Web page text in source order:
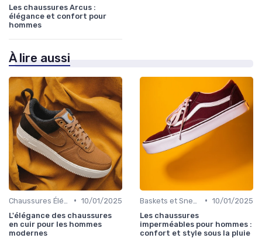
Les chaussures Arcus :
élégance et confort pour
hommes
À lire aussi
• 10/01/2025
L'élégance des chaussures
en cuir pour les hommes
modernes
• 10/01/2025
Les chaussures
imperméables pour hommes :
confort et style sous la pluie